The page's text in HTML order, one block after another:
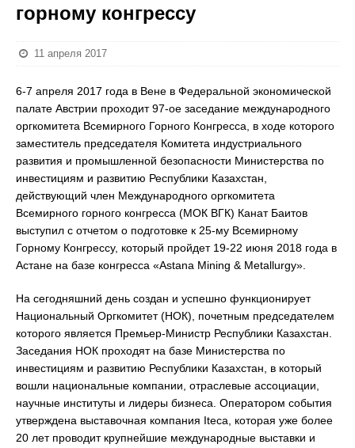
горному конгрессу
11 апреля 2017
6-7 апреля 2017 года в Вене в Федеральной экономической
палате Австрии проходит 97-ое заседание международного
оргкомитета Всемирного Горного Конгресса, в ходе которого
заместитель председателя Комитета индустриального
развития и промышленной безопасности Министерства по
инвестициям и развитию Республики Казахстан,
действующий член Международного оргкомитета
Всемирного горного конгресса (МОК ВГК) Канат Баитов
выступил с отчетом о подготовке к 25-му Всемирному
Горному Конгрессу, который пройдет 19-22 июня 2018 года в
Астане на базе конгресса «Astana Mining & Metallurgy».
На сегодняшний день создан и успешно функционирует
Национальный Оргкомитет (НОК), почетным председателем
которого является Премьер-Министр Республики Казахстан.
Заседания НОК проходят на базе Министерства по
инвестициям и развитию Республики Казахстан, в который
вошли национальные компании, отраслевые ассоциации,
научные институты и лидеры бизнеса. Оператором события
утверждена выставочная компания Iteca, которая уже более
20 лет проводит крупнейшие международные выставки и